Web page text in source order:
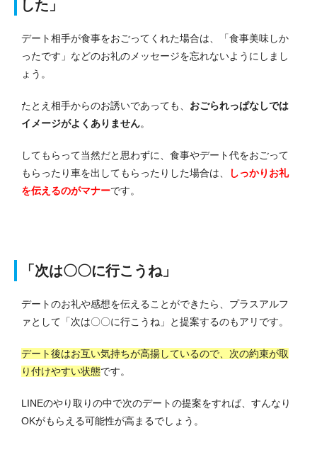
した」
デート相手が食事をおごってくれた場合は、「食事美味しか
ったです」などのお礼のメッセージを忘れないようにしまし
ょう。
たとえ相手からのお誘いであっても、 おごられっぱなしでは
イメージがよくありません。
してもらって当然だと思わずに、食事やデート代をおごって
もらったり車を出してもらったりした場合は、
しっかりお礼
を伝えるのがマナーです。
「次は〇〇に行こうね」
デートのお礼や感想を伝えることができたら、プラスアルフ
ァとして「次は〇〇に行こうね」と提案するのもアリです。
デート後はお互い気持ちが高揚しているので、次の約束が取
り付けやすい状態です。
LINEのやり取りの中で次のデートの提案をすれば、すんなり
OKがもらえる可能性が高まるでしょう。